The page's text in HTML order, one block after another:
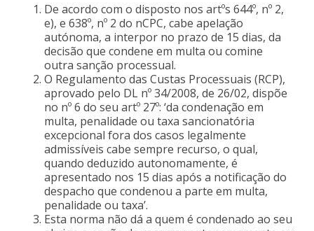
De acordo com o disposto nos artºs 644º, nº 2,
e), e 638º, nº 2 do nCPC, cabe apelação
autónoma, a interpor no prazo de 15 dias, da
decisão que condene em multa ou comine
outra sanção processual.
O Regulamento das Custas Processuais (RCP),
aprovado pelo DL nº 34/2008, de 26/02, dispõe
no nº 6 do seu artº 27º: ‘da condenação em
multa, penalidade ou taxa sancionatória
excepcional fora dos casos legalmente
admissíveis cabe sempre recurso, o qual,
quando deduzido autonomamente, é
apresentado nos 15 dias após a notificação do
despacho que condenou a parte em multa,
penalidade ou taxa’.
Esta norma não dá a quem é condenado ao seu